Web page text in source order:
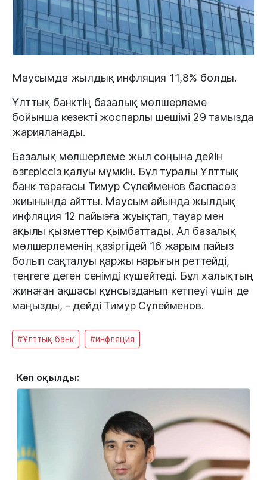
Маусымда жылдық инфляция 11,8% болды.
Ұлттық банктің базалық мөлшерлеме
бойынша кезекті жоспарлы шешімі 29 тамызда
жарияланады.
Базалық мөлшерлеме жыл соңына дейін
өзгеріссіз қалуы мүмкін. Бұл туралы Ұлттық
банк төрағасы Тимур Сүлейменов баспасөз
жиынында айтты. Маусым айында жылдық
инфляция 12 пайызға жуықтап, тауар мен
ақылы қызметтер қымбаттады. Ал базалық
мөлшерлеменің қазіргідей 16 жарым пайыз
болып сақталуы қаржы нарығын реттейді,
теңгеге деген сенімді күшейтеді. Бұл халықтың
жинаған ақшасы құнсызданып кетпеуі үшін де
маңызды, - дейді Тимур Сүлейменов.
#Ұлттық банк #инфляция
Көп оқылды: